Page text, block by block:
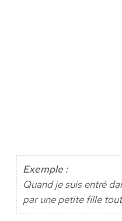
Exemple :
Quand je suis entré
par une petite fille